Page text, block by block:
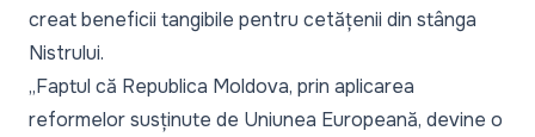
creat beneficii tangibile pentru cetățenii din stânga
Nistrului.
„Faptul că Republica Moldova, prin aplicarea
reformelor susținute de Uniunea Europeană, devine o